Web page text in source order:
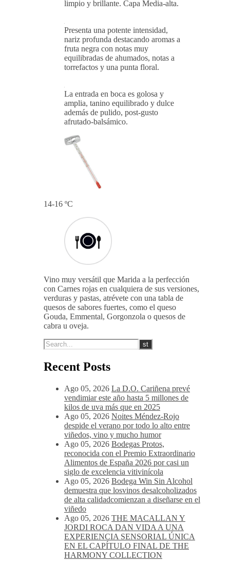
limpio y brillante. Capa Media-alta.
Presenta una potente intensidad,
nariz profunda destacando aromas a
fruta negra con notas muy
equilibradas de ahumados, notas a
torrefactos y una punta floral.
La entrada en boca es golosa y
amplia, tanino equilibrado y dulce
además de pulido, post-gusto
afrutado-balsámico.
14-16 ºC
Vino muy versátil que Marida a la perfección
con Carnes rojas en cualquiera de sus versiones,
verduras y pastas, atrévete con una tabla de
quesos de sabores fuertes, como el queso
Gouda, Emmental, Gorgonzola o quesos de
cabra u oveja.
Recent Posts
Ago 05, 2026 La D.O. Cariñena prevé
vendimiar este año hasta 5 millones de
kilos de uva más que en 2025
Ago 05, 2026 Noites Méndez-Rojo
despide el verano por todo lo alto entre
viñedos, vino y mucho humor
Ago 05, 2026 Bodegas Protos,
reconocida con el Premio Extraordinario
Alimentos de España 2026 por casi un
siglo de excelencia vitivinícola
Ago 05, 2026 Bodega Win Sin Alcohol
demuestra que losvinos desalcoholizados
de alta calidadcomienzan a diseñarse en el
viñedo
Ago 05, 2026 THE MACALLAN Y
JORDI ROCA DAN VIDA A UNA
EXPERIENCIA SENSORIAL ÚNICA
EN EL CAPÍTULO FINAL DE THE
HARMONY COLLECTION